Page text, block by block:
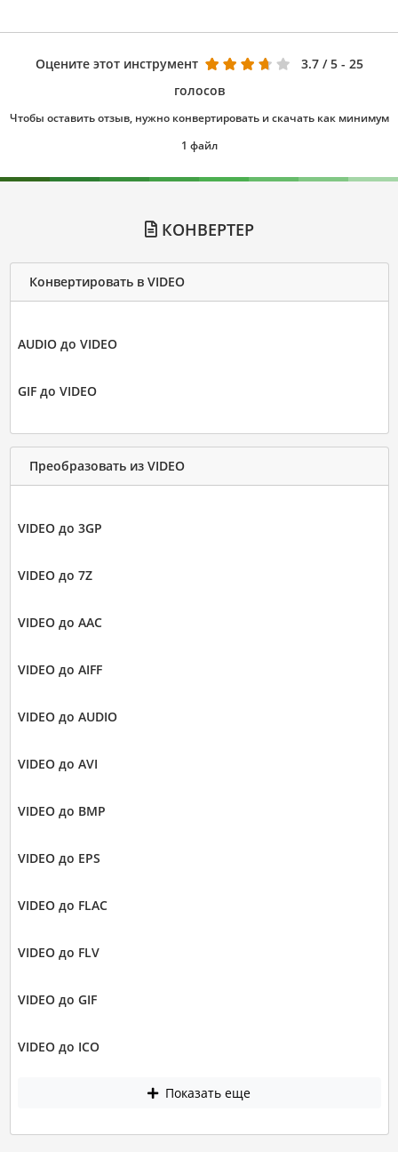
Оцените этот инструмент 3.7 / 5 - 25
голосов
Чтобы оставить отзыв, нужно конвертировать и скачать как минимум
1 файл
КОНВЕРТЕР
Конвертировать в VIDEO
AUDIO до VIDEO
GIF до VIDEO
Преобразовать из VIDEO
VIDEO до 3GP
VIDEO до 7Z
VIDEO до AAC
VIDEO до AIFF
VIDEO до AUDIO
VIDEO до AVI
VIDEO до BMP
VIDEO до EPS
VIDEO до FLAC
VIDEO до FLV
VIDEO до GIF
VIDEO до ICO
Показать еще